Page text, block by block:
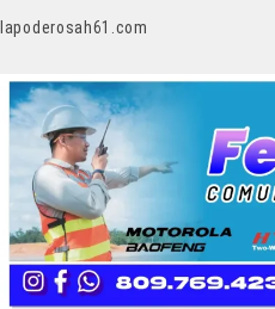
lapoderosah61.com